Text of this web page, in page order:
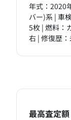
年式：2020
バー)系 | 車
5枚 | 燃料：
右 | 修復歴
最高査定額